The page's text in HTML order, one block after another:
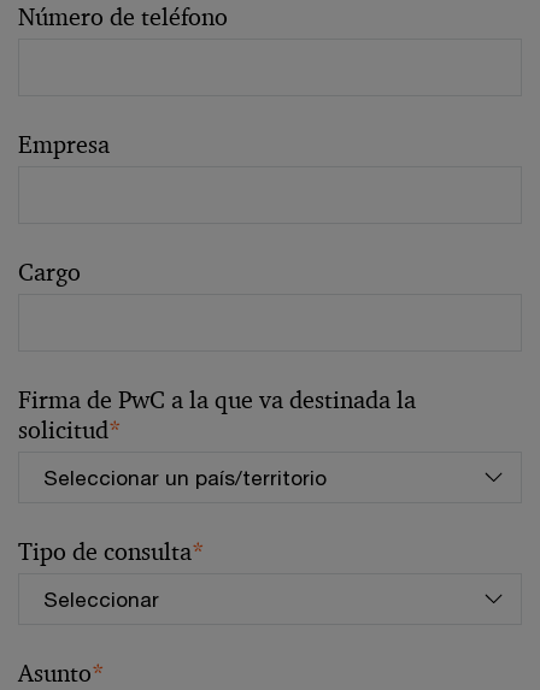
Número de teléfono
Empresa
Cargo
Firma de PwC a la que va destinada la
solicitud*
Tipo de consulta*
Asunto*